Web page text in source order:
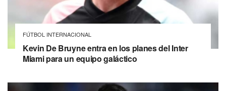
FÚTBOL INTERNACIONAL
Kevin De Bruyne entra en los planes del Inter
Miami para un equipo galáctico